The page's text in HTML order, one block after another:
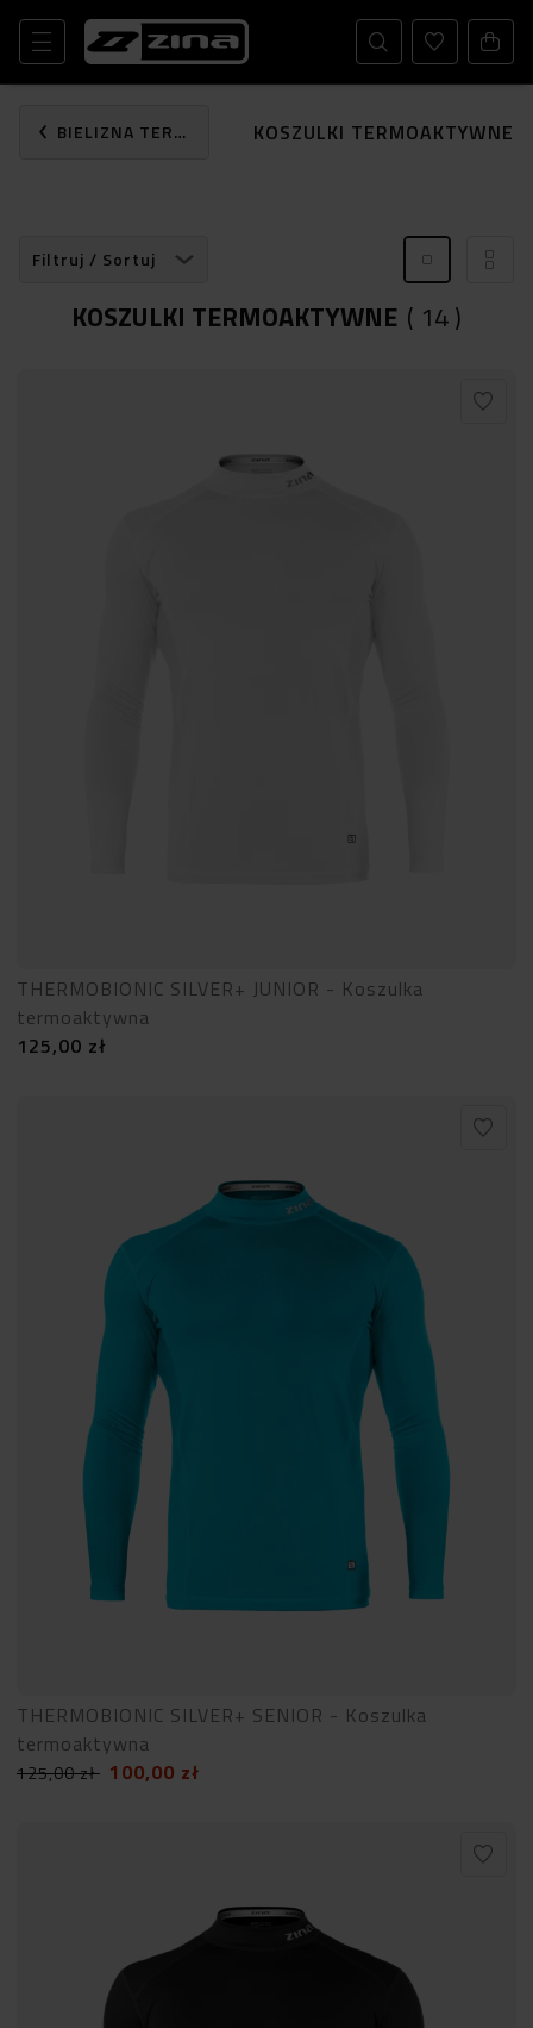
BIELIZNA TERMOAKTYWNA KOSZULKI TERMOAKTYWNE
Filtruj / Sortuj
KOSZULKI TERMOAKTYWNE ( 14)
THERMOBIONIC SILVER+ JUNIOR - Koszulka
termoaktywna
125,00 zł
THERMOBIONIC SILVER+ SENIOR - Koszulka
termoaktywna
125,00zł 100,00 zł